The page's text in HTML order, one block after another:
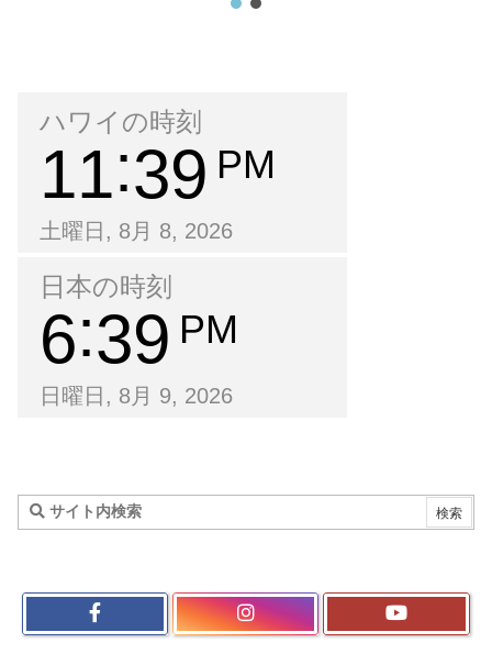
ハワイの時刻
11 39 PM
土曜日, 8月 8, 2026
日本の時刻
6 39 PM
日曜日, 8月 9, 2026